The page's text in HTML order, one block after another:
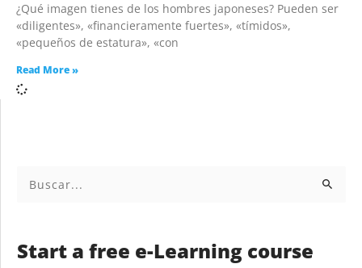
¿Qué imagen tienes de los hombres japoneses? Pueden ser
«diligentes», «financieramente fuertes», «tímidos»,
«pequeños de estatura», «con
Read More »
Start a free e-Learning course